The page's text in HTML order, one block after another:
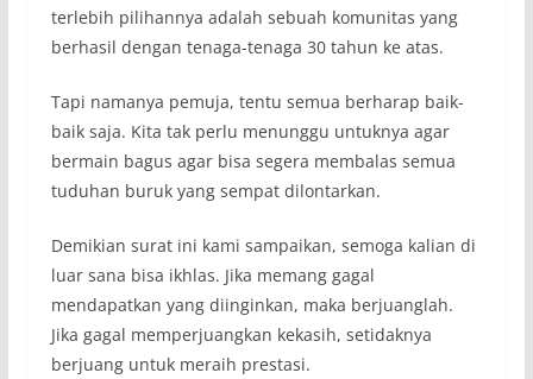
terlebih pilihannya adalah sebuah komunitas yang
berhasil dengan tenaga-tenaga 30 tahun ke atas.
Tapi namanya pemuja, tentu semua berharap baik-
baik saja. Kita tak perlu menunggu untuknya agar
bermain bagus agar bisa segera membalas semua
tuduhan buruk yang sempat dilontarkan.
Demikian surat ini kami sampaikan, semoga kalian di
luar sana bisa ikhlas. Jika memang gagal
mendapatkan yang diinginkan, maka berjuanglah.
Jika gagal memperjuangkan kekasih, setidaknya
berjuang untuk meraih prestasi.